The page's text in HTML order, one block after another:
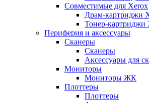
Совместимые для Xerox
Драм-картриджи
Тонер-картриджи
Периферия и аксессуары
Сканеры
Сканеры
Аксессуары для
Мониторы
Мониторы ЖК
Плоттеры
Плоттеры